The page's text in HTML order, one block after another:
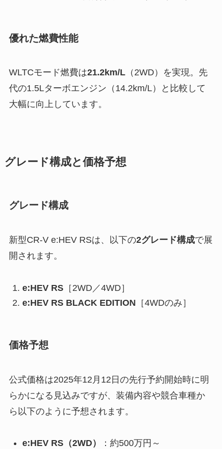
優れた燃費性能
WLTCモード燃費は21.2km/L（2WD）を実現。先
代の1.5Lターボエンジン（14.2km/L）と比較して
大幅に向上しています。
グレード構成と価格予想
グレード構成
新型CR-V e:HEV RSは、以下の2グレード構成で展
開されます。
e:HEV RS［2WD／4WD］
e:HEV RS BLACK EDITION ［4WDのみ］
価格予想
公式価格は2025年12月12日の先行予約開始時に明
らかになる見込みですが、装備内容や競合車種か
ら以下のように予想されます。
e:HEV RS（2WD）
：約500万円～